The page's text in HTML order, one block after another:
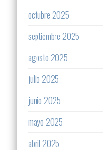
octubre 2025
septiembre 2025
agosto 2025
julio 2025
junio 2025
mayo 2025
abril 2025